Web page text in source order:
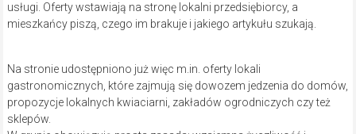
usługi. Oferty wstawiają na stronę lokalni przedsiębiorcy, a
mieszkańcy piszą, czego im brakuje i jakiego artykułu szukają.
Na stronie udostępniono już więc m.in. oferty lokali
gastronomicznych, które zajmują się dowozem jedzenia do domów,
propozycje lokalnych kwiaciarni, zakładów ogrodniczych czy też
sklepów.